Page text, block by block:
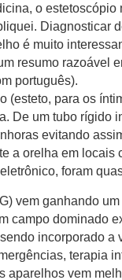
o estetoscópio
Diagnosticar
é muito
resumo razoável
português).
(esteto, para os
De um tubo rígido
evitando
a orelha em locais
foram
vem ganhando
campo dominado
incorporado a
terapia
aparelhos vem